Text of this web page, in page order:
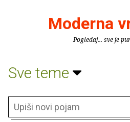
Moderna
Pogledaj... sve je
Sve teme